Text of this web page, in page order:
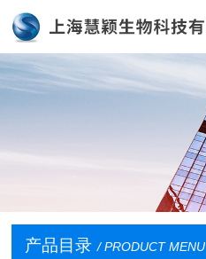
产品目录 / PRODUCT MENU